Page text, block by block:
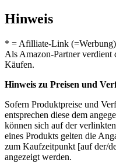
Hinweis
* = Afilliate-Link (=Werbung)
Als Amazon-Partner verdient
Käufen.
Hinweis zu Preisen und
Sofern Produktpreise und
entsprechen diese dem
können sich auf der
eines Produkts gelten die
zum Kaufzeitpunkt [auf der/
angezeigt werden.